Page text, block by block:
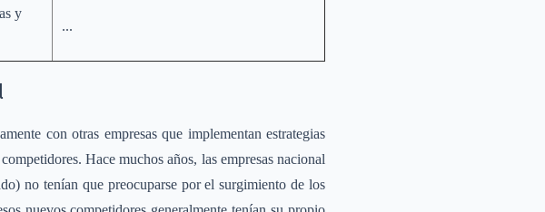
y
...
con otras empresas que implementan estrategias
Hace muchos años, las empresas nacional
no tenían que preocuparse por el surgimiento de los